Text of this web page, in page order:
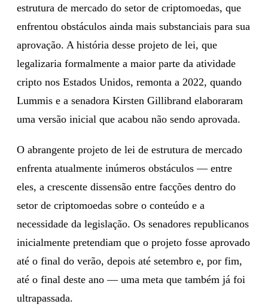
estrutura de mercado do setor de criptomoedas, que
enfrentou obstáculos ainda mais substanciais para sua
aprovação. A história desse projeto de lei, que
legalizaria formalmente a maior parte da atividade
cripto nos Estados Unidos, remonta a 2022, quando
Lummis e a senadora Kirsten Gillibrand elaboraram
uma versão inicial que acabou não sendo aprovada.
O abrangente projeto de lei de estrutura de mercado
enfrenta atualmente inúmeros obstáculos — entre
eles, a crescente dissensão entre facções dentro do
setor de criptomoedas sobre o conteúdo e a
necessidade da legislação. Os senadores republicanos
inicialmente pretendiam que o projeto fosse aprovado
até o final do verão, depois até setembro e, por fim,
até o final deste ano — uma meta que também já foi
ultrapassada.